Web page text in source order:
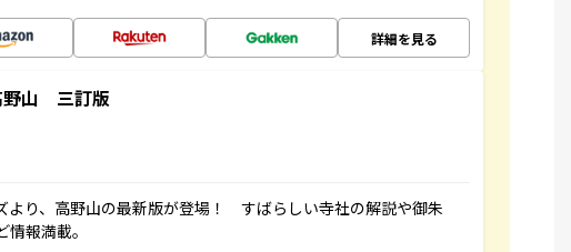
詳細を見る
野山 三訂版
より、高野山の最新版が登場！ すばらしい寺社の解説や御朱
報満載。